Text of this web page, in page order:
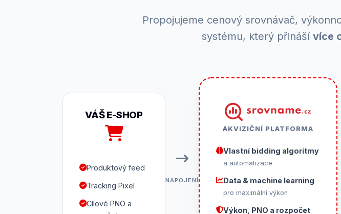
Propojujeme cenový srovnávač,
systému, který přináší více
VÁŠ E-SHOP
Produktový feed
Tracking Pixel
Cílové PNO a
NAPOJENÍ
AKVIZIČNÍ PLATFORMA
Vlastní bidding algoritmy
a automatizace
Data & machine learning
pro maximální výkon
Výkon, PNO a rozpočet